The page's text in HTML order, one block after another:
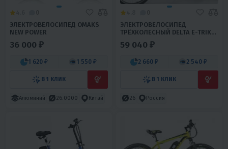
ЭЛЕКТРОВЕЛОСИПЕД OMAKS
NEW POWER
36 000 ₽
1 620 ₽ 1 550 ₽
В 1 КЛИК
Алюминий 26.0000 Китай
ЭЛЕКТРОВЕЛОСИПЕД
ТРЁХКОЛЕСНЫЙ DELTA E-TRIKE
59 040 ₽
2 660 ₽ 2 540 ₽
В 1 КЛИК
26 Россия